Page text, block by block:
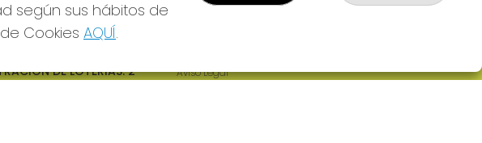
DE LOTERIAS: 2-
- RECEPTOR
Aviso Legal
según sus hábitos de
Cookies AQUÍ.